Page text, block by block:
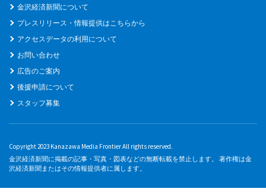
金沢経済新聞について
プレスリリース・情報提供はこちらから
アクセスデータの利用について
お問い合わせ
広告のご案内
後援申請について
スタッフ募集
Copyright 2023 Kanazawa Media Frontier All rights reserved.
金沢経済新聞に掲載の記事・写真・図表などの無断転載を禁止します。 著作権は金
沢経済新聞またはその情報提供者に属します。